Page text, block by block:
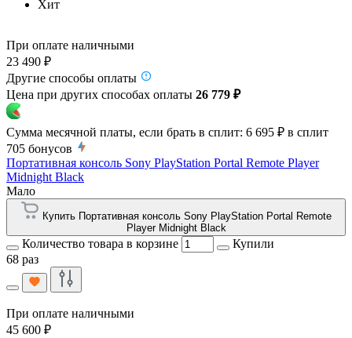
Хит
При оплате наличными
23 490 ₽
Другие способы оплаты
Цена при других способах оплаты 26 779 ₽
Сумма месячной платы, если брать в сплит: 6 695 ₽ в сплит
705 бонусов
Портативная консоль Sony PlayStation Portal Remote Player
Midnight Black
Мало
Купить Портативная консоль Sony PlayStation Portal Remote
Player Midnight Black
Количество товара в корзине
Купили
68 раз
При оплате наличными
45 600 ₽